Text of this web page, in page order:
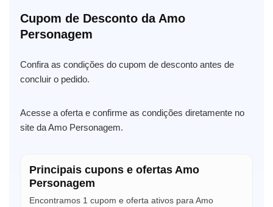
Cupom de Desconto da Amo
Personagem
Confira as condições do cupom de desconto antes de
concluir o pedido.
Acesse a oferta e confirme as condições diretamente no
site da Amo Personagem.
Principais cupons e ofertas Amo
Personagem
Encontramos 1 cupom e oferta ativos para Amo